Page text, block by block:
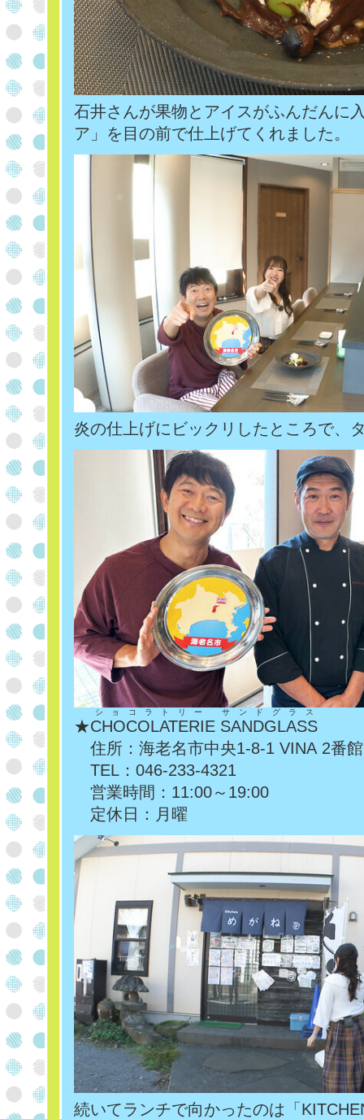
石井さんが果物とアイスがふんだんに
ア」を目の前で仕上げてくれました。
炎の仕上げにビックリしたところで、
★CHOCOLATERIE SANDGLASS
ショコラトリー サンドグラス
住所：海老名市中央1-8-1 VINA 2番
TEL：046-233-4321
営業時間：11:00～19:00
定休日：月曜
続いてランチで向かったのは「